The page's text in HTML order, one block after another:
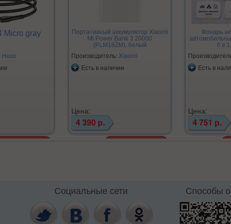
Micro gray
Hoco
Портативный аккумулятор Xiaomi
Mi Power Bank 3 20000
(PLM18ZM), белый
Производитель: Xiaomi
Есть в наличии
Цена:
4 390 р.
Фонарь
6 в
Есть в
Цена:
4 751 р.
Социальные сети Способы